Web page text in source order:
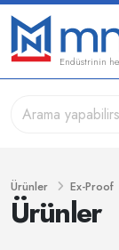
Endüstrinin
Ürünler
Ürünler Ex-Proof